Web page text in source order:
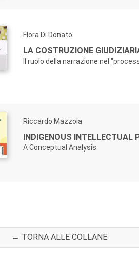
Flora Di Donato
LA COSTRUZIONE
Il ruolo della narrazione nel
Riccardo Mazzola
INDIGENOUS INTELLECTUAL
A Conceptual Analysis
← TORNA ALLE COLLANE